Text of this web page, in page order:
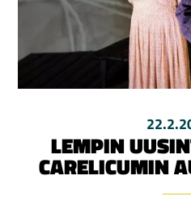
LEMPIN
CARELICUMIN